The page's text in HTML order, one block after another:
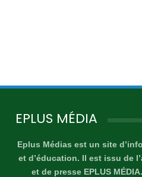
EPLUS MÉDIA
Eplus Médias est un site
et d’éducation. Il est issu de
et de presse EPLUS